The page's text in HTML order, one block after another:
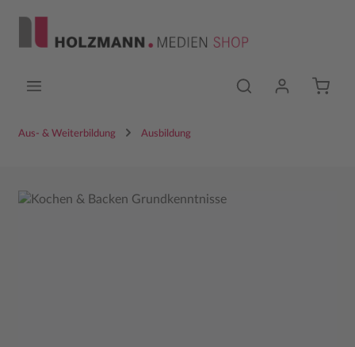
Aus- & Weiterbildung Ausbildung
Bildergalerie überspringen